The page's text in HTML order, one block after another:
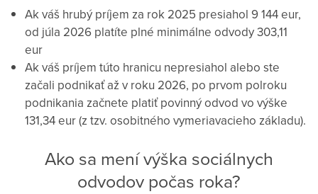
Ak váš hrubý príjem za rok 2025 presiahol 9 144 eur,
od júla 2026 platíte plné minimálne odvody 303,11
eur
Ak váš príjem túto hranicu nepresiahol alebo ste
začali podnikať až v roku 2026, po prvom polroku
podnikania začnete platiť povinný odvod vo výške
131,34 eur (z tzv. osobitného vymeriavacieho základu).
Ako sa mení výška sociálnych
odvodov počas roka?